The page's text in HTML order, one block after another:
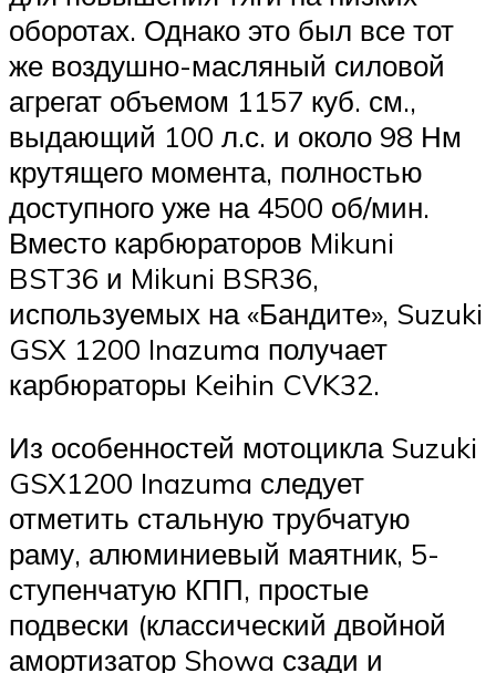
оборотах. Однако это был все тот
же воздушно-масляный силовой
агрегат объемом 1157 куб. см.,
выдающий 100 л.с. и около 98 Нм
крутящего момента, полностью
доступного уже на 4500 об/мин.
Вместо карбюраторов Mikuni
BST36 и Mikuni BSR36,
используемых на «Бандите», Suzuki
GSX 1200 Inazuma получает
карбюраторы Keihin CVK32.
Из особенностей мотоцикла Suzuki
GSX1200 Inazuma следует
отметить стальную трубчатую
раму, алюминиевый маятник, 5-
ступенчатую КПП, простые
подвески (классический двойной
амортизатор Showa сзади и